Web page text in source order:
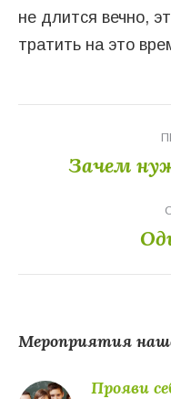
не длится вечно,
тратить на это
записям
Зачем
Мероприятия
Прояви